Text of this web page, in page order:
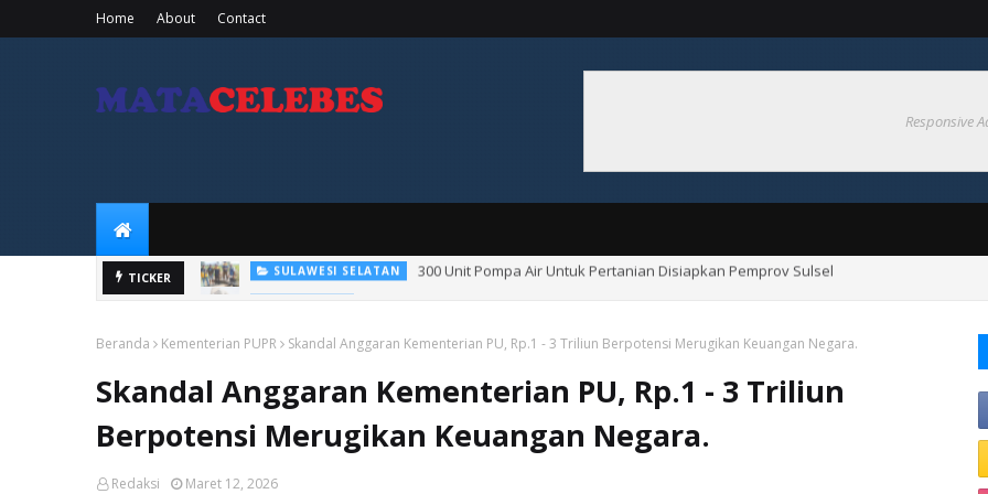
Home About Contact
Responsive
TICKER PERTANIAN Jaga Ketahanan Pangan Hadapi El nino 2026
Beranda Kementerian PUPR Skandal Anggaran Kementerian PU, Rp.1 - 3 Triliun Berpotensi Merugikan Keuangan Negara.
Skandal Anggaran Kementerian PU, Rp.1 - 3 Triliun
Berpotensi Merugikan Keuangan Negara.
Redaksi Maret 12, 2026